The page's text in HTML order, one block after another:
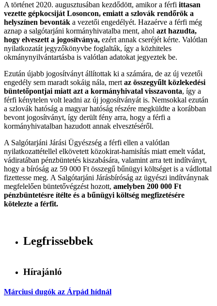
A történet 2020. augusztusában kezdődött, amikor a férfi ittasan
vezette gépkocsiját Losoncon, emiatt a szlovák rendőrök a
helyszínen bevonták a vezetői engedélyét. Hazaérve a férfi még
aznap a salgótarjáni kormányhivatalba ment, ahol azt hazudta,
hogy elveszett a jogosítványa, ezért annak cseréjét kérte. Valótlan
nyilatkozatát jegyzőkönyvbe foglalták, így a közhiteles
okmánynyilvántartásba is valótlan adatokat jegyeztek be.
Ezután újabb jogosítványt állítottak ki a számára, de az új vezetői
engedély sem maradt sokáig nála, mert az összegyűlt közlekedési
büntetőpontjai miatt azt a kormányhivatal visszavonta, így a
férfi kénytelen volt leadni az új jogosítványát is. Nemsokkal ezután
a szlovák hatóság a magyar hatóság részére megküldte a korábban
bevont jogosítványt, így derült fény arra, hogy a férfi a
kormányhivatalban hazudott annak elvesztéséről.
A Salgótarjáni Járási Ügyészség a férfi ellen a valótlan
nyilatkozattétellel elkövetett közokirat-hamisítás miatt emelt vádat,
vádiratában pénzbüntetés kiszabására, valamint arra tett indítványt,
hogy a bíróság az 59 000 Ft összegű bűnügyi költséget is a vádlottal
fizettesse meg. A Salgótarjáni Járásbíróság az ügyészi indítványnak
megfelelően büntetővégzést hozott, amelyben 200 000 Ft
pénzbüntetésre ítélte és a bűnügyi költség megfizetésére
kötelezte a férfit.
Legfrissebbek
Hírajánló
Márciusi dugók az Árpád hídnál